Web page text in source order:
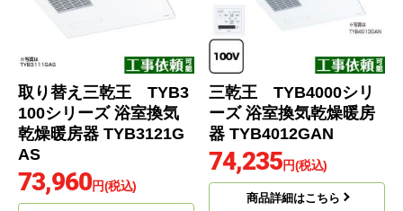
取り替え三乾王 TYB3
100シリーズ 浴室換気
乾燥暖房器 TYB3121G
AS
73,960円(税込)
三乾王 TYB4000シリ
ーズ 浴室換気乾燥暖房
器 TYB4012GAN
74,235円(税込)
商品詳細はこちら